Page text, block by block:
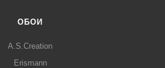
ОБОИ
A.S.Creation
Erismann